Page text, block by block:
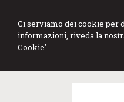
Ci serviamo dei cookie per
informazioni, riveda la
Cookie'